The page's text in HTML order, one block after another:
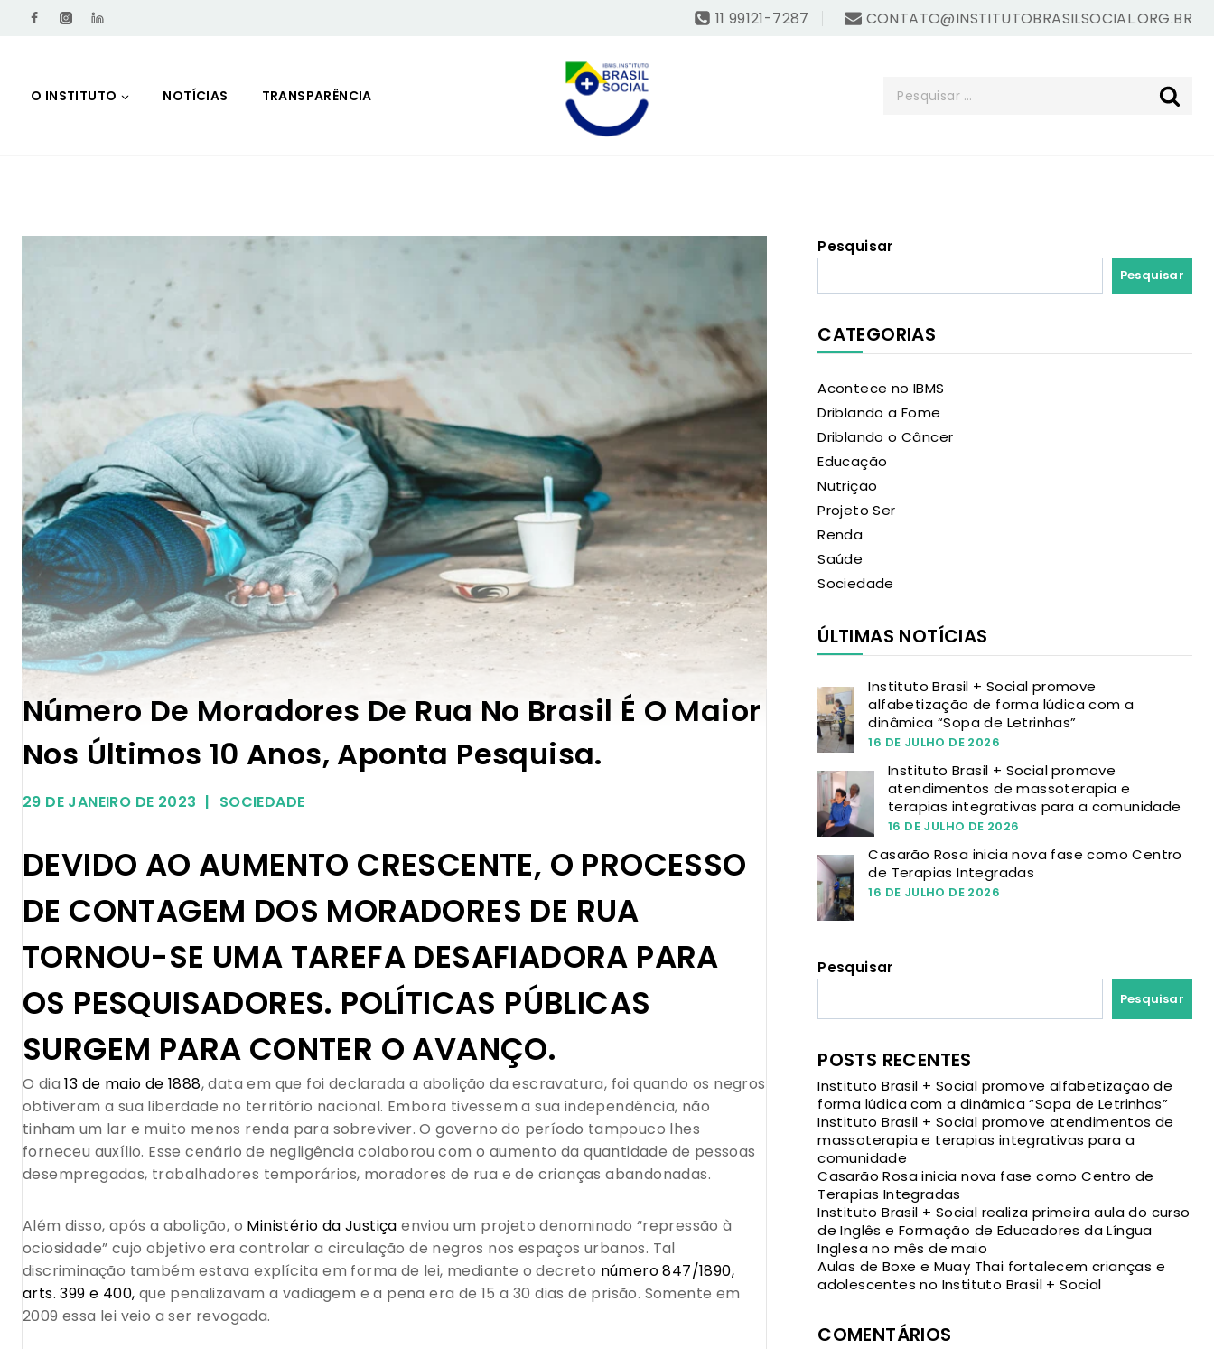
11 99121-7287 CONTATO@INSTITUTOBRASILSOCIAL.ORG.BR
O INSTITUTO NOTÍCIAS TRANSPARÊNCIA
Número De Moradores De Rua No Brasil É O Maior
Nos Últimos 10 Anos, Aponta Pesquisa.
29 DE JANEIRO DE 2023 SOCIEDADE
DEVIDO AO AUMENTO CRESCENTE, O PROCESSO
DE CONTAGEM DOS MORADORES DE RUA
TORNOU-SE UMA TAREFA DESAFIADORA PARA
OS PESQUISADORES. POLÍTICAS PÚBLICAS
SURGEM PARA CONTER O AVANÇO.
O dia13 de maio de 1888, data em que foi declarada a abolição da escravatura, foi quando os negros
obtiveram a sua liberdade no território nacional. Embora tivessem a sua independência, não
tinham um lar e muito menos renda para sobreviver. O governo do período tampouco lhes
forneceu auxílio. Esse cenário de negligência colaborou com o aumento da quantidade de pessoas
desempregadas, trabalhadores temporários, moradores de rua e de crianças abandonadas.
Além disso, após a abolição, o Ministério da Justiça enviou um projeto denominado “repressão à
ociosidade” cujo objetivo era controlar a circulação de negros nos espaços urbanos. Tal
discriminação também estava explícita em forma de lei, mediante o decreto número 847/1890,
arts. 399 e 400, que penalizavam a vadiagem e a pena era de 15 a 30 dias de prisão. Somente em
2009 essa lei veio a ser revogada.
Pesquisar
Pesquisar
CATEGORIAS
Acontece no IBMS
Driblando a Fome
Driblando o Câncer
Educação
Nutrição
Projeto Ser
Renda
Saúde
Sociedade
ÚLTIMAS NOTÍCIAS
Instituto Brasil + Social promove
alfabetização de forma lúdica com a
dinâmica “Sopa de Letrinhas”
16 DE JULHO DE 2026
Instituto Brasil + Social promove
atendimentos de massoterapia e
terapias integrativas para a comunidade
16 DE JULHO DE 2026
Casarão Rosa inicia nova fase como Centro
de Terapias Integradas
16 DE JULHO DE 2026
Pesquisar
Pesquisar
POSTS RECENTES
Instituto Brasil + Social promove alfabetização de
forma lúdica com a dinâmica “Sopa de Letrinhas”
Instituto Brasil + Social promove atendimentos de
massoterapia e terapias integrativas para a
comunidade
Casarão Rosa inicia nova fase como Centro de
Terapias Integradas
Instituto Brasil + Social realiza primeira aula do curso
de Inglês e Formação de Educadores da Língua
Inglesa no mês de maio
Aulas de Boxe e Muay Thai fortalecem crianças e
adolescentes no Instituto Brasil + Social
COMENTÁRIOS